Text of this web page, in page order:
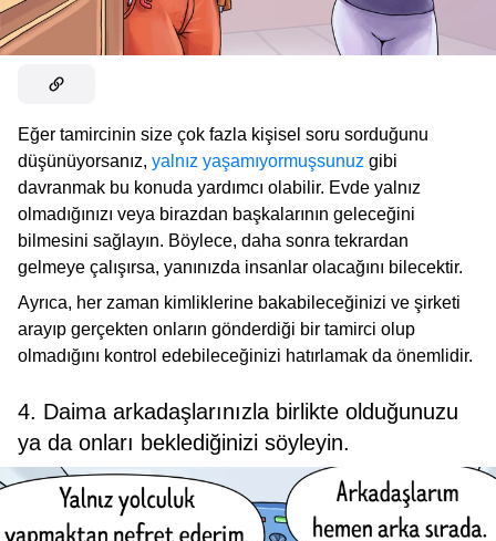
Eğer tamircinin size çok fazla kişisel soru sorduğunu
düşünüyorsanız, yalnız yaşamıyormuşsunuz gibi
davranmak bu konuda yardımcı olabilir. Evde yalnız
olmadığınızı veya birazdan başkalarının geleceğini
bilmesini sağlayın. Böylece, daha sonra tekrardan
gelmeye çalışırsa, yanınızda insanlar olacağını bilecektir.
Ayrıca, her zaman kimliklerine bakabileceğinizi ve şirketi
arayıp gerçekten onların gönderdiği bir tamirci olup
olmadığını kontrol edebileceğinizi hatırlamak da önemlidir.
4. Daima arkadaşlarınızla birlikte olduğunuzu
ya da onları beklediğinizi söyleyin.